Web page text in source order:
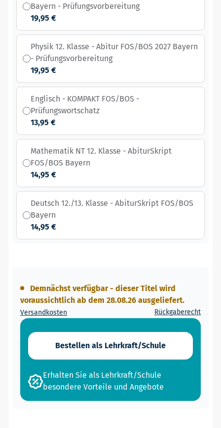
Bayern - Prüfungsvorbereitung
19,95 €
Physik 12. Klasse - Abitur FOS/BOS 2027 Bayern
- Prüfungsvorbereitung
19,95 €
Englisch - KOMPAKT FOS/BOS -
Prüfungswortschatz
13,95 €
Mathematik NT 12. Klasse - AbiturSkript
FOS/BOS Bayern
14,95 €
Deutsch 12./13. Klasse - AbiturSkript FOS/BOS
Bayern
14,95 €
Demnächst verfügbar - dieser Titel wird
voraussichtlich ab dem 28.08.26 ausgeliefert.
Versandkosten Rückgaberecht
Bestellen als Lehrkraft/Schule
Erhalten Sie als Lehrkraft/Schule
besondere Vorteile und Angebote